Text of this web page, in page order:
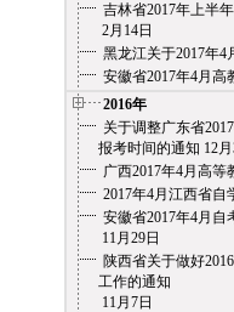
吉林省2017年上半
2月14日
黑龙江关于2017年4
安徽省2017年4月高
2016年
关于调整广东省
报考时间的通知 12
广西2017年4月高
2017年4月江西省自
安徽省2017年4月自
11月29日
陕西省关于做好
工作的通知
11月7日